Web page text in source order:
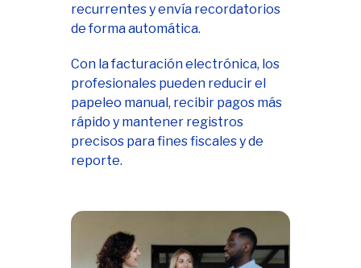
recurrentes y envía recordatorios
de forma automática.
Con la facturación electrónica, los
profesionales pueden reducir el
papeleo manual, recibir pagos más
rápido y mantener registros
precisos para fines fiscales y de
reporte.